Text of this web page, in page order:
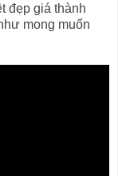
đẹp giá thành
mong muốn